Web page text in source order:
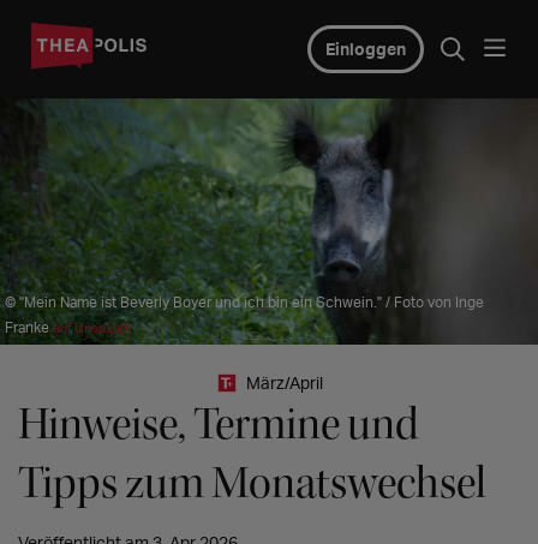
Einloggen
© "Mein Name ist Beverly Boyer und ich bin ein Schwein." / Foto von Inge
Frankeauf Unsplash
März/April
Hinweise, Termine und
Tipps zum Monatswechsel